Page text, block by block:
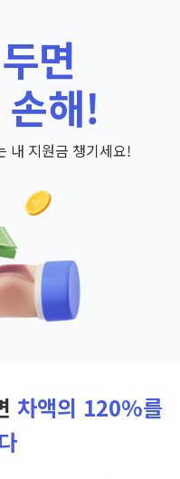
면
해!
내 지원금 챙기세요!
차액의 120%를